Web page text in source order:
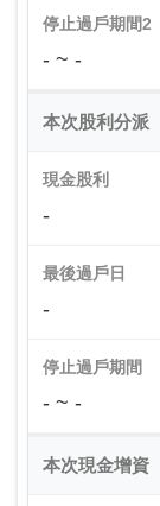
停止過戶期間2
- ~ -
本次股利分派
現金股利
-
最後過戶日
-
停止過戶期間
- ~ -
本次現金增資